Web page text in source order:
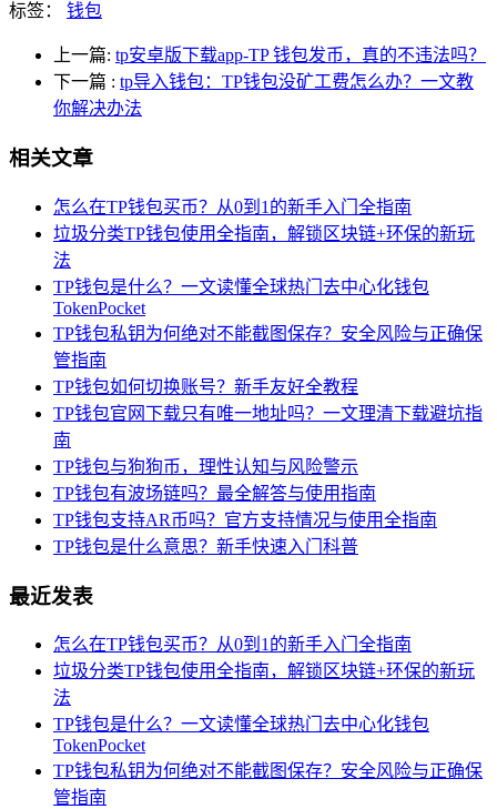
标签： 钱包
上一篇: tp安卓版下载app-TP 钱包发币，真的不违法吗？
下一篇 : tp导入钱包：TP钱包没矿工费怎么办？一文教
你解决办法
相关文章
怎么在TP钱包买币？从0到1的新手入门全指南
垃圾分类TP钱包使用全指南，解锁区块链+环保的新玩
法
TP钱包是什么？一文读懂全球热门去中心化钱包
TokenPocket
TP钱包私钥为何绝对不能截图保存？安全风险与正确保
管指南
TP钱包如何切换账号？新手友好全教程
TP钱包官网下载只有唯一地址吗？一文理清下载避坑指
南
TP钱包与狗狗币，理性认知与风险警示
TP钱包有波场链吗？最全解答与使用指南
TP钱包支持AR币吗？官方支持情况与使用全指南
TP钱包是什么意思？新手快速入门科普
最近发表
怎么在TP钱包买币？从0到1的新手入门全指南
垃圾分类TP钱包使用全指南，解锁区块链+环保的新玩
法
TP钱包是什么？一文读懂全球热门去中心化钱包
TokenPocket
TP钱包私钥为何绝对不能截图保存？安全风险与正确保
管指南